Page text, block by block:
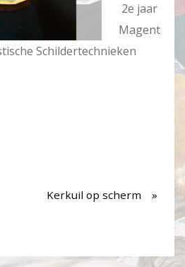
2e jaar
Magent
Schildertechnieken
Kerkuil op scherm